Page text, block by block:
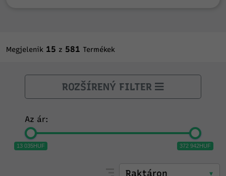
Megjelenik 15 z 581 Termékek
ROZŠÍRENÝ FILTER
Az ár:
13 035HUF 372 942HUF